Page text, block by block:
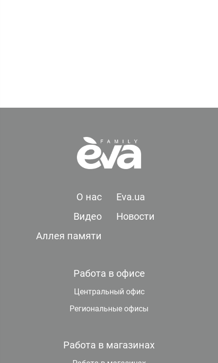
О нас
Eva.ua
Видео
Новости
Аллея памяти
Работа в офисе
Центральный офис
Региональные офисы
Работа в магазинах